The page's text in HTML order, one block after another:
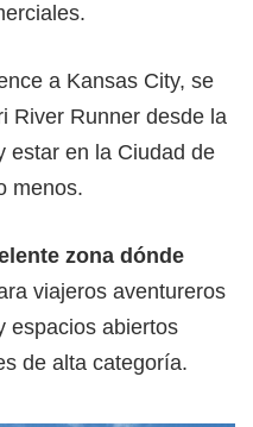
a Kansas City, se
River Runner desde la
estar en la Ciudad de
menos.
zona dónde
viajeros aventureros
espacios abiertos
de alta categoría.